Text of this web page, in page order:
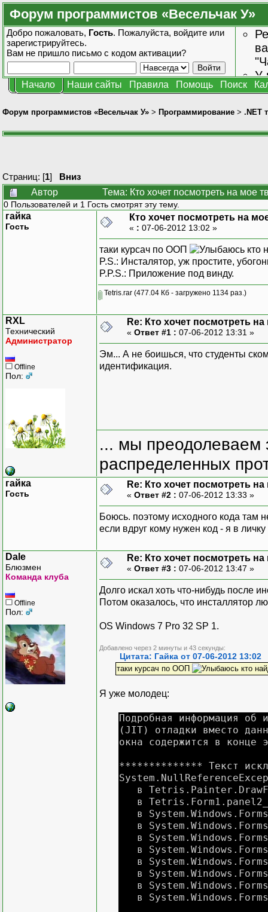
Форум программистов «Весельчак У»
Добро пожаловать, Гость. Пожалуйста, войдите или
зарегистрируйтесь.
Вам не пришло письмо с кодом активации?
У
Начало Наши сайты Правила Помощь Поиск
Форум программистов «Весельчак У» > Программирование > .NET
Страниц: [1] Вниз
Автор
Тема: Кто хочет посмотреть на мое
0 Пользователей и 1 Гость смотрят эту тему.
гайка
Гость
Кто хочет посмотреть на
« : 07-06-2012 13:02 »
таки курсач по ООП
кто
P.S.: Инсталятор, уж простите,
P.P.S.: Приложение под винду.
Tetris.rar (477.04 Кб - загружено 1134 раз.)
RXL
Технический
Администратор
Offline
Пол:
Re: Кто хочет посмотреть
« Ответ #1 : 07-06-2012 13:31 »
Эм... А не боишься, что студенты
идентификация.
... мы преодолеваем
распределенных
гайка
Гость
Re: Кто хочет посмотреть
« Ответ #2 : 07-06-2012 13:33 »
Боюсь. поэтому исходного кода там
если вдруг кому нужен код - я в личку
Dale
Блюзмен
Команда клуба
Offline
Пол:
Re: Кто хочет посмотреть
« Ответ #3 : 07-06-2012 13:47 »
Долго искал хоть что-нибудь после
Потом оказалось, что инсталлятор
OS Windows 7 Pro 32 SP 1.
Добавлено через 2 минуты и 43 секунды:
Цитата: Гайка от 07-06-2012 13:02
таки курсач по ООП
кто
Я уже молодец:
Подробная информация об
(JIT) отладки вместо
окна содержится в конце
************** Текст
в
в
в
в
в
в
в
в
в
в